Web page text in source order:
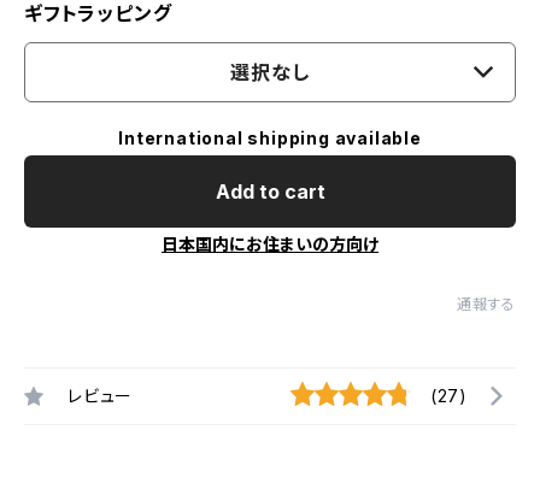
ギフトラッピング
選択なし
International shipping available
Add to cart
日本国内にお住まいの方向け
通報する
レビュー (27)